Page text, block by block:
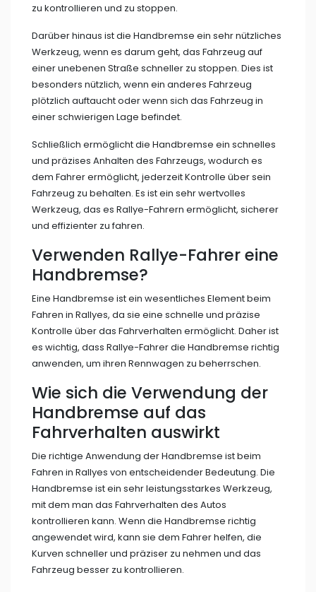
zu kontrollieren und zu stoppen.
Darüber hinaus ist die Handbremse ein sehr nützliches
Werkzeug, wenn es darum geht, das Fahrzeug auf
einer unebenen Straße schneller zu stoppen. Dies ist
besonders nützlich, wenn ein anderes Fahrzeug
plötzlich auftaucht oder wenn sich das Fahrzeug in
einer schwierigen Lage befindet.
Schließlich ermöglicht die Handbremse ein schnelles
und präzises Anhalten des Fahrzeugs, wodurch es
dem Fahrer ermöglicht, jederzeit Kontrolle über sein
Fahrzeug zu behalten. Es ist ein sehr wertvolles
Werkzeug, das es Rallye-Fahrern ermöglicht, sicherer
und effizienter zu fahren.
Verwenden Rallye-Fahrer eine
Handbremse?
Eine Handbremse ist ein wesentliches Element beim
Fahren in Rallyes, da sie eine schnelle und präzise
Kontrolle über das Fahrverhalten ermöglicht. Daher ist
es wichtig, dass Rallye-Fahrer die Handbremse richtig
anwenden, um ihren Rennwagen zu beherrschen.
Wie sich die Verwendung der
Handbremse auf das
Fahrverhalten auswirkt
Die richtige Anwendung der Handbremse ist beim
Fahren in Rallyes von entscheidender Bedeutung. Die
Handbremse ist ein sehr leistungsstarkes Werkzeug,
mit dem man das Fahrverhalten des Autos
kontrollieren kann. Wenn die Handbremse richtig
angewendet wird, kann sie dem Fahrer helfen, die
Kurven schneller und präziser zu nehmen und das
Fahrzeug besser zu kontrollieren.